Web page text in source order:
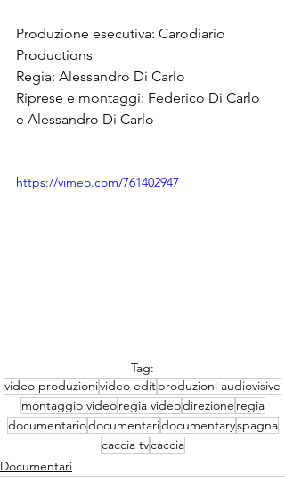
Produzione esecutiva: Carodiario
Productions
Regia: Alessandro Di Carlo
Riprese e montaggi: Federico Di Carlo
e Alessandro Di Carlo
https://vimeo.com/761402947
Tag:
video produzionivideo editproduzioni audiovisive
montaggio videoregia videodirezione regia
documentariodocumentaridocumentaryspagna
caccia tvcaccia
Documentari